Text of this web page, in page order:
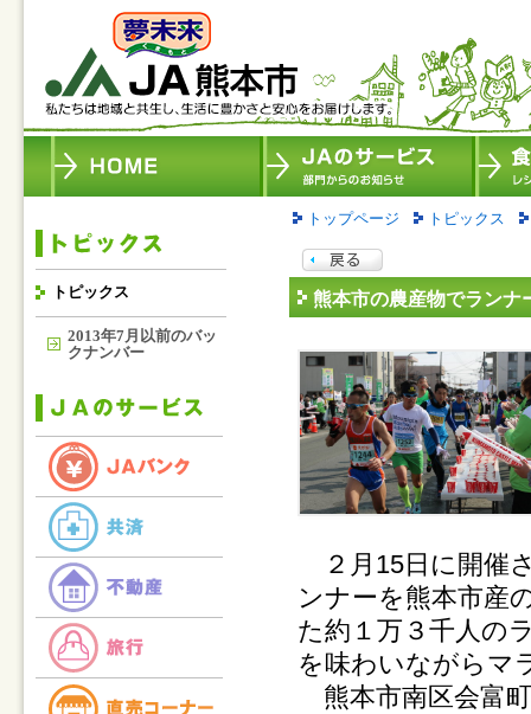
トピックス
2013年7月以前のバッ
クナンバー
トップページ トピックス
熊本市の農産物でランナ
２月15日に開催
ンナーを熊本市産
た約１万３千人の
を味わいながらマ
熊本市南区会富